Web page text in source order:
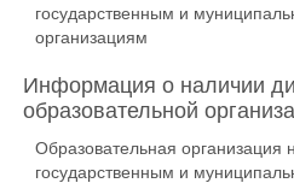
государственным и
организациям
Информация о наличии
образовательной
Образовательная организация
государственным и